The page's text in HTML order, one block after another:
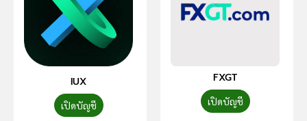
IUX
เปิดบัญชี
FXGT
เปิดบัญชี